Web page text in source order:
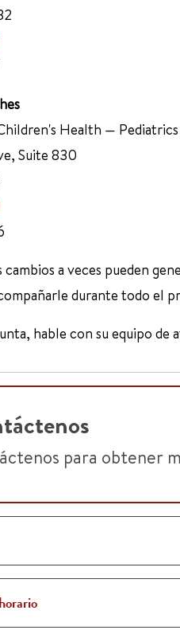
Health — Pediatrics
Suite 830
cambios a veces pueden
durante todo el
hable con su equipo de
para obtener